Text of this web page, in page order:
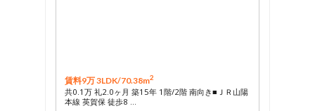
賃料9万 3LDK/70.38m2
共0.1万 礼2.0ヶ月 築15年 1階/2階 南向き■ＪＲ山陽
本線 英賀保 徒歩8 …